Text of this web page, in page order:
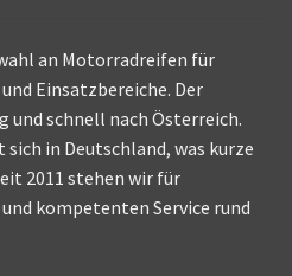
an Motorradreifen für
Einsatzbereiche. Der
und schnell nach Österreich.
in Deutschland, was kurze
2011 stehen wir für
kompetenten Service rund